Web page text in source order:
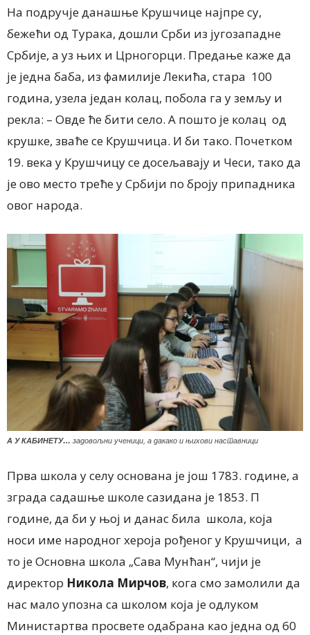
На подручје данашње Крушчице најпре су,
бежећи од Турака, дошли Срби из југозападне
Србије, а уз њих и Црногорци. Предање каже да
је једна баба, из фамилије Лекића, стара 100
година, узела један колац, побола га у земљу и
рекла: – Овде ће бити село. А пошто је колац од
крушке, зваће се Крушчица. И би тако. Почетком
19. века у Крушчицу се досељавају и Чеси, тако да
је ово место треће у Србији по броју припадника
овог народа.
А У КАБИНЕТУ… задовољни ученици, а дакако и њихови наставници
Прва школа у селу основана је још 1783. године, а
зграда садашње школе сазидана је 1853. П
године, да би у њој и данас била школа, која
носи име народног хероја рођеног у Крушчици, а
то је Основна школа „Сава Мунћан“, чији је
директор Никола Мирчов, кога смо замолили да
нас мало упозна са школом која је одлуком
Министартва просвете одабрана као једна од 60